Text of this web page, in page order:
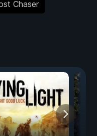
Chaser